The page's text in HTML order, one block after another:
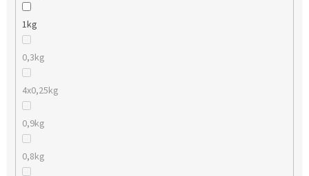
1kg
0,3kg
4x0,25kg
0,9kg
0,8kg